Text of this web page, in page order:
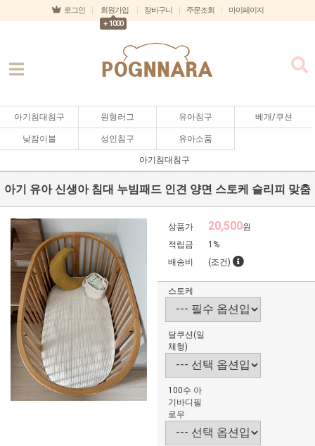
로그인
회원가입
+ 1000
장바구니 주문조회 마이페이지
아기침대침구 원형러그 유아침구 베개/쿠션
낮잠이불 성인침구 유아소품
아기침대침구
아기 유아 신생아 침대 누빔패드 인견 양면 스토케 슬리피 맞춤
상품가 20,500원
적립금
1%
배송비
(조건)
스토케
달쿠션(일
체형)
100수 아
기바디필
로우